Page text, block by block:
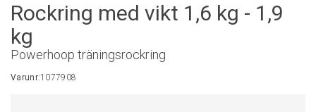
Rockring med vikt 1,6 kg - 1,9
kg
Powerhoop träningsrockring
Varunr:1077908